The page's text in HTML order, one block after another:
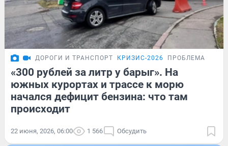
ДОРОГИ И ТРАНСПОРТ КРИЗИС-2026 ПРОБЛЕМА
«300 рублей за литр у барыг». На
южных курортах и трассе к морю
начался дефицит бензина: что там
происходит
22 июня, 2026, 06:00 1 566 Обсудить